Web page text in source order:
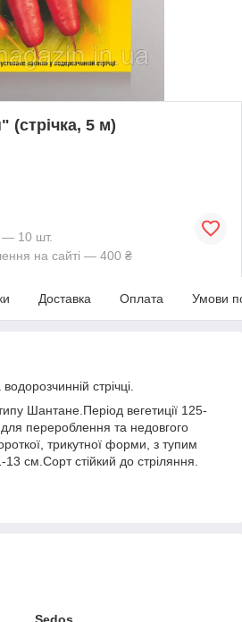
(стрічка, 5 м)
— 10 шт.
на сайті — 400 ₴
Доставка Оплата Умови
стрічці.
Шантане.Період вегетиції 125-
перероблення та недовгого
трикутної форми, з тупим
см.Сорт стійкий до стріляння.
Sedos